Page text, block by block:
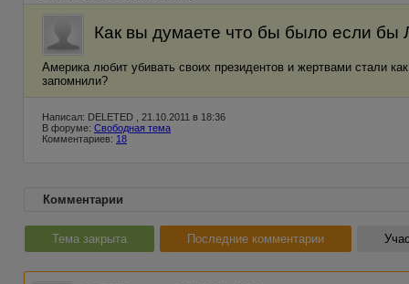
Как вы думаете что бы было если бы
Америка любит убивать своих президентов и жертвами стали
запомнили?
Написал: DELETED , 21.10.2011 в 18:36
В форуме: Свободная тема
Комментариев: 18
Комментарии
Тема закрыта Последние комментарии